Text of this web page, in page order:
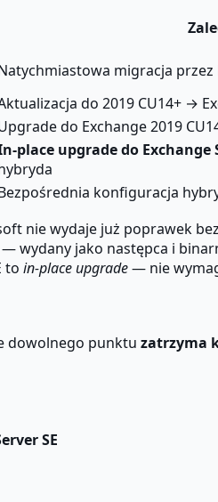
migracja przez
do 2019 CU14+ →
do Exchange 2019
place upgrade do Exchange
konfiguracja
nie wydaje już poprawek
— wydany jako następca i
to in-place upgrade— nie
dowolnego punktu zatrzyma
SE